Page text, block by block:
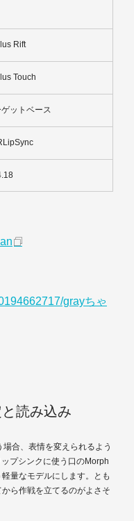
Rift
Touch
ゲットベース
grayちゃ
読み込み
合、表情を変えられるよう
プシンクに使う口のMorph
量なモデルにします。とも
ら作戦を立てるのがよさそ